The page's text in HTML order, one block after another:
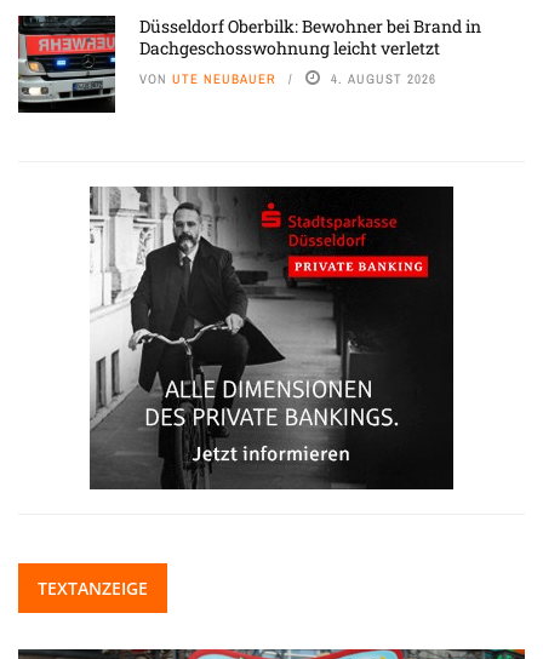
Düsseldorf Oberbilk: Bewohner bei Brand in
Dachgeschosswohnung leicht verletzt
VON UTE NEUBAUER 4. AUGUST 2026
TEXTANZEIGE